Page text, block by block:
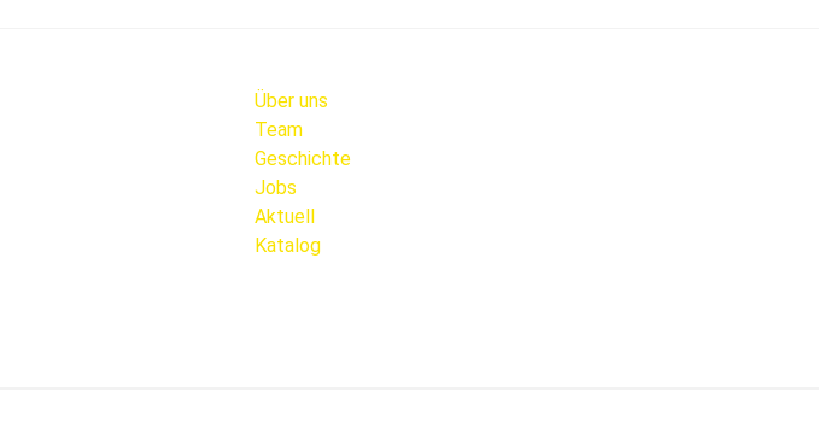
Über uns
Team
Geschichte
Jobs
Aktuell
Katalog